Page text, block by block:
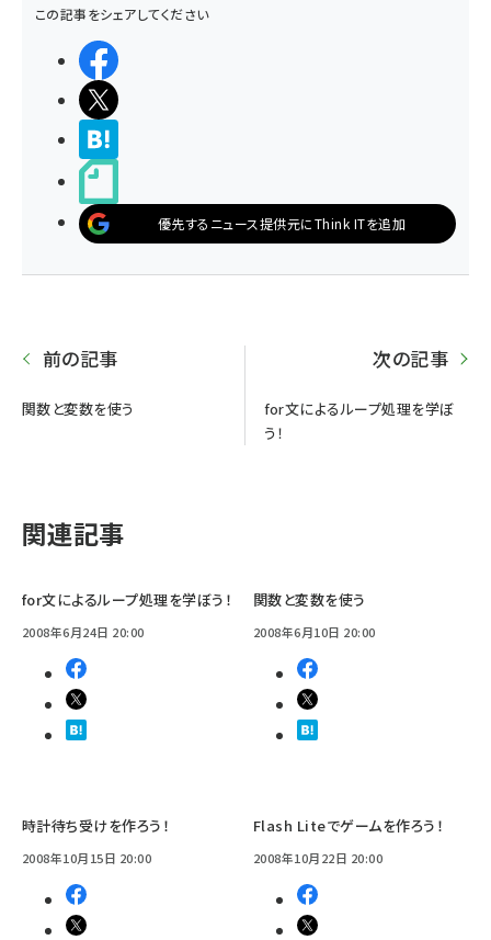
この記事をシェアしてください
優先するニュース提供元にThink ITを追加
前の記事
関数と変数を使う
次の記事
for文によるループ処理を学ぼ
う！
関連記事
for文によるループ処理を学ぼう！
2008年6月24日 20:00
関数と変数を使う
2008年6月10日 20:00
時計待ち受けを作ろう！
2008年10月15日 20:00
Flash Liteでゲームを作ろう！
2008年10月22日 20:00